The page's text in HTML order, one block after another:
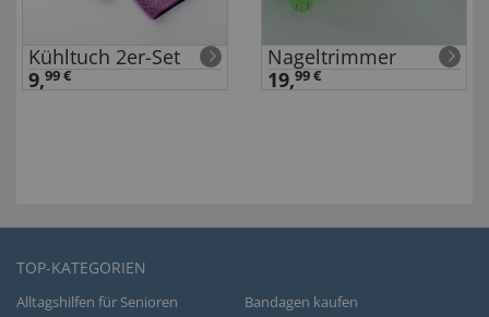
Kühltuch 2er-Set
9,99 €
Nageltrimmer
19,99 €
TOP-KATEGORIEN
Alltagshilfen für Senioren
Bandagen kaufen